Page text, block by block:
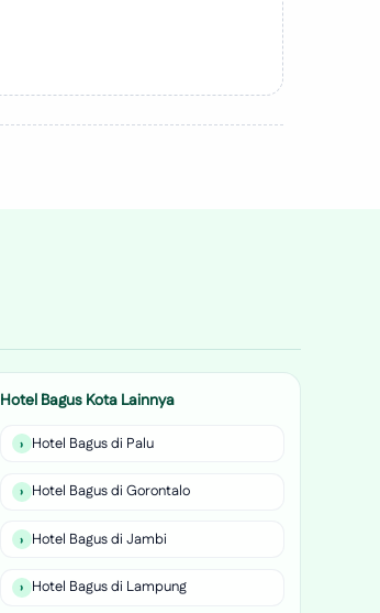
Hotel Bagus Kota Lainnya
Hotel Bagus di Palu
Hotel Bagus di Gorontalo
Hotel Bagus di Jambi
Hotel Bagus di Lampung